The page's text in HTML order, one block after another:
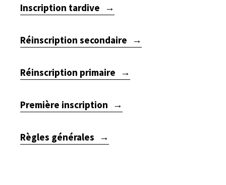
Inscription tardive
Réinscription secondaire
Réinscription primaire
Première inscription
Règles générales